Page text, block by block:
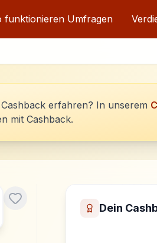
funktionieren Umfragen
erfahren? In unserem
mit Cashback.
Dein